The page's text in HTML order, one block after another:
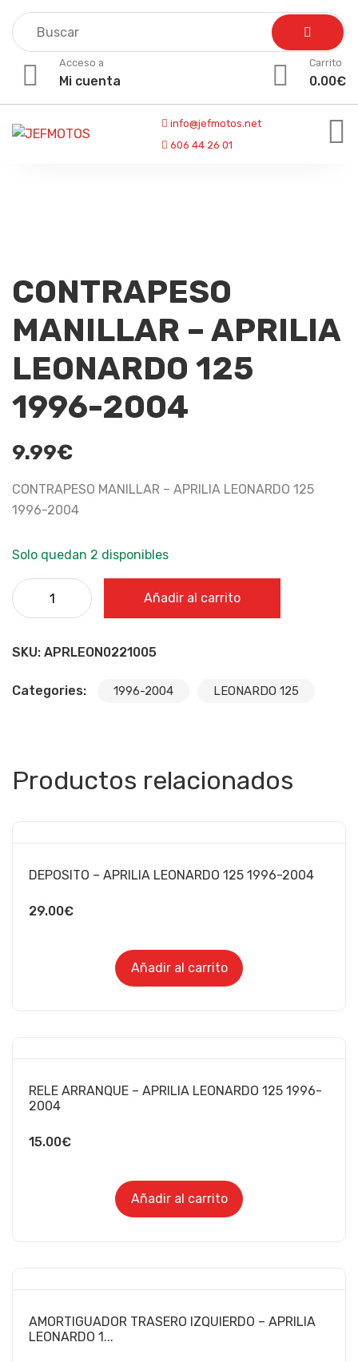
content
Acceso a
Mi cuenta
Carrito
0.00€
info@jefmotos.net
606 44 26 01
CONTRAPESO
MANILLAR – APRILIA
LEONARDO 125
1996-2004
9.99€
CONTRAPESO MANILLAR – APRILIA LEONARDO 125
1996-2004
Solo quedan 2 disponibles
CONTRAPESO MANILLAR - APRILIA LEONARDO 125 1996-
2004 cantidad
Añadir al carrito
SKU: APRLEON0221005
Categories: 1996-2004 LEONARDO 125
Productos relacionados
DEPOSITO – APRILIA LEONARDO 125 1996-2004
29.00€
Añadir al carrito
RELE ARRANQUE – APRILIA LEONARDO 125 1996-
2004
15.00€
Añadir al carrito
AMORTIGUADOR TRASERO IZQUIERDO – APRILIA
LEONARDO 1...